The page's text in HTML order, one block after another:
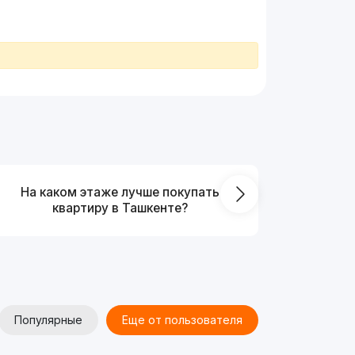
На каком этаже лучше покупать
квартиру в Ташкенте?
Популярные Еще от пользователя